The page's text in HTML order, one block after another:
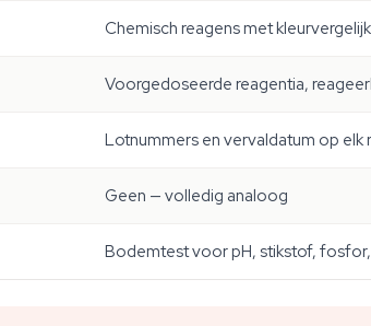
Chemisch reagens met
Voorgedoseerde reagentia,
Lotnummers en vervaldatum op elk
Geen — volledig analoog
Bodemtest voor pH, stikstof, fosfor,